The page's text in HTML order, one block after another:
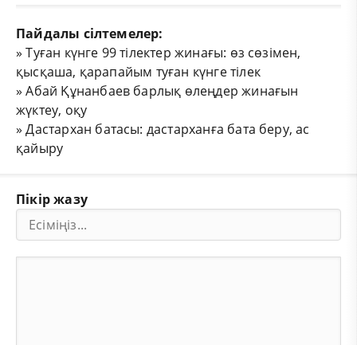
Пайдалы сілтемелер:
»Туған күнге 99 тілектер жинағы: өз сөзімен,
қысқаша, қарапайым туған күнге тілек
»Абай Құнанбаев барлық өлеңдер жинағын
жүктеу, оқу
»Дастархан батасы: дастарханға бата беру, ас
қайыру
Пікір жазу